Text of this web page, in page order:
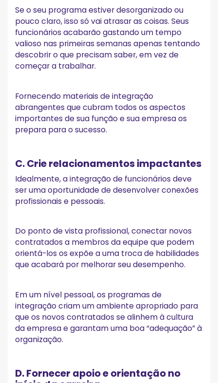
Se o seu programa estiver desorganizado ou
pouco claro, isso só vai atrasar as coisas. Seus
funcionários acabarão gastando um tempo
valioso nas primeiras semanas apenas tentando
descobrir o que precisam saber, em vez de
começar a trabalhar.
Fornecendo materiais de integração
abrangentes que cubram todos os aspectos
importantes de sua função e sua empresa os
prepara para o sucesso.
C. Crie relacionamentos impactantes
Idealmente, a integração de funcionários deve
ser uma oportunidade de desenvolver conexões
profissionais e pessoais.
Do ponto de vista profissional, conectar novos
contratados a membros da equipe que podem
orientá-los os expõe a uma troca de habilidades
que acabará por melhorar seu desempenho.
Em um nível pessoal, os programas de
integração criam um ambiente apropriado para
que os novos contratados se alinhem à cultura
da empresa e garantam uma boa “adequação” à
organização.
D. Fornecer apoio e orientação no